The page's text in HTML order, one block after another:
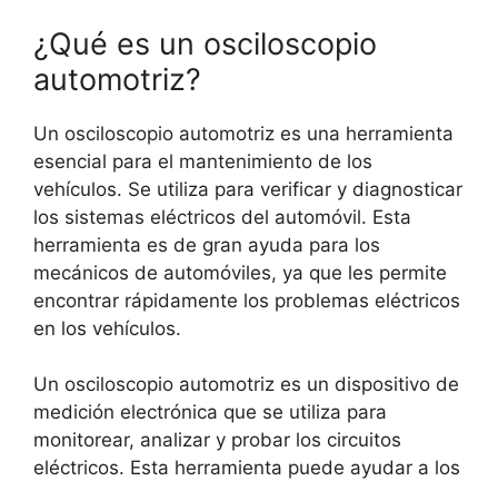
¿Qué es un osciloscopio
automotriz?
Un osciloscopio automotriz es una herramienta
esencial para el mantenimiento de los
vehículos. Se utiliza para verificar y diagnosticar
los sistemas eléctricos del automóvil. Esta
herramienta es de gran ayuda para los
mecánicos de automóviles, ya que les permite
encontrar rápidamente los problemas eléctricos
en los vehículos.
Un osciloscopio automotriz es un dispositivo de
medición electrónica que se utiliza para
monitorear, analizar y probar los circuitos
eléctricos. Esta herramienta puede ayudar a los